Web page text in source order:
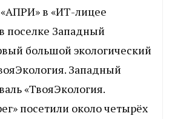
в «ИТ-лицее
поселке Западный
большой экологический
Западный
«ТвояЭкология.
посетили около четырёх